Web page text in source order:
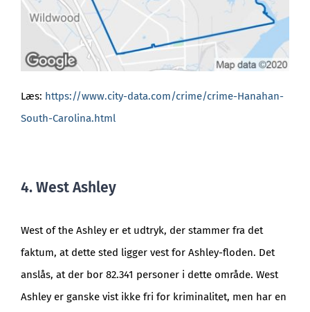
Læs: https://www.city-data.com/crime/crime-Hanahan-
South-Carolina.html
4. West Ashley
West of the Ashley er et udtryk, der stammer fra det
faktum, at dette sted ligger vest for Ashley-floden. Det
anslås, at der bor 82.341 personer i dette område. West
Ashley er ganske vist ikke fri for kriminalitet, men har en